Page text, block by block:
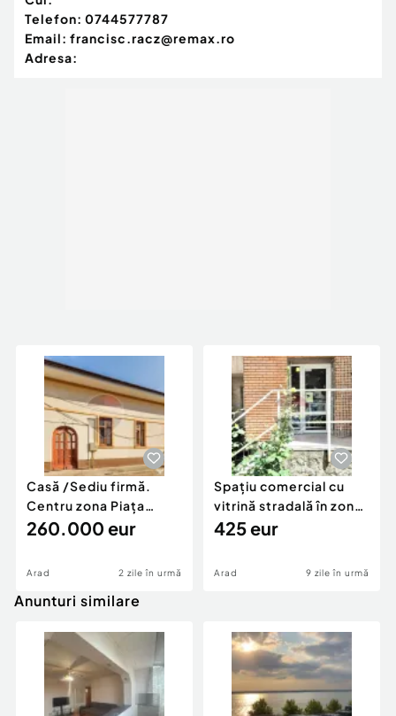
Telefon: 0744577787
Email: francisc.racz@remax.ro
Adresa:
Casă /Sediu firmă.
Centru zona Piața
Catedralei. Teren...
260.000 eur
Arad 2 zile în urmă
Spațiu comercial cu
vitrină stradală în zona
Fortuna
425 eur
Arad 9 zile în urmă
Anunturi similare